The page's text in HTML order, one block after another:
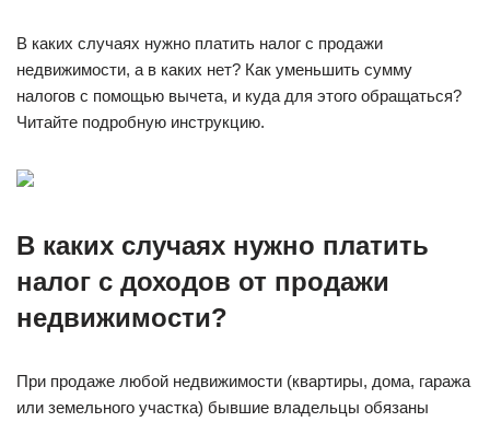
В каких случаях нужно платить налог с продажи
недвижимости, а в каких нет? Как уменьшить сумму
налогов с помощью вычета, и куда для этого обращаться?
Читайте подробную инструкцию.
В каких случаях нужно платить
налог с доходов от продажи
недвижимости?
При продаже любой недвижимости (квартиры, дома, гаража
или земельного участка) бывшие владельцы обязаны